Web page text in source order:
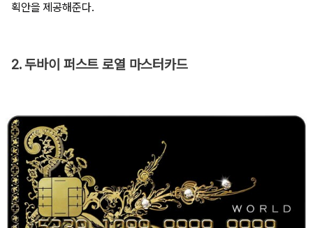
획안을 제공해준다.
2. 두바이 퍼스트 로열 마스터카드